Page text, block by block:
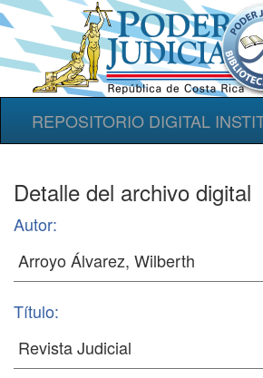
REPOSITORIO DIGITAL
Detalle del archivo digital
Autor:
Título: